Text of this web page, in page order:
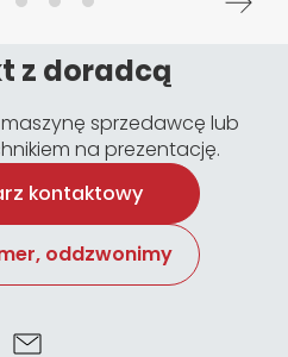
z doradcą
sprzedawcę lub
na prezentację.
kontaktowy
oddzwonimy